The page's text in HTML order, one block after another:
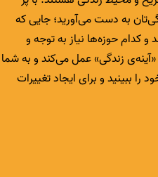
به دست می‌آورید؛ جایی که
حوزه‌ها نیاز به توجه و
زندگی» عمل می‌کند و به شما
ببینید و برای ایجاد تغییرات